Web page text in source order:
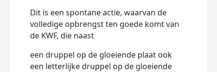
Dit is een spontane actie, waarvan de
volledige opbrengst ten goede komt van
de KWF, die naast
een druppel op de gloeiende plaat ook
een letterlijke druppel op de gloeiende